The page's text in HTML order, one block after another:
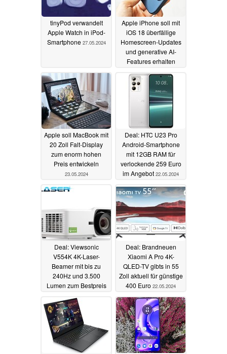
tinyPod verwandelt
Apple Watch in iPod-
Smartphone 27.05.2024
Apple iPhone soll mit
iOS 18 überfällige
Homescreen-Updates
und generative AI-
Features erhalten
Apple soll MacBook mit
20 Zoll Falt-Display
zum enorm hohen
Preis entwickeln
23.05.2024
Deal: HTC U23 Pro
Android-Smartphone
mit 12GB RAM für
verlockende 259 Euro
im Angebot 22.05.2024
Deal: Viewsonic
V554K 4K-Laser-
Beamer mit bis zu
240Hz und 3.500
Lumen zum Bestpreis
Deal: Brandneuen
Xiaomi A Pro 4K-
QLED-TV gibts in 55
Zoll aktuell für günstige
400 Euro 22.05.2024